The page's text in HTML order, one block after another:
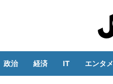
政治 経済 IT エンタメ